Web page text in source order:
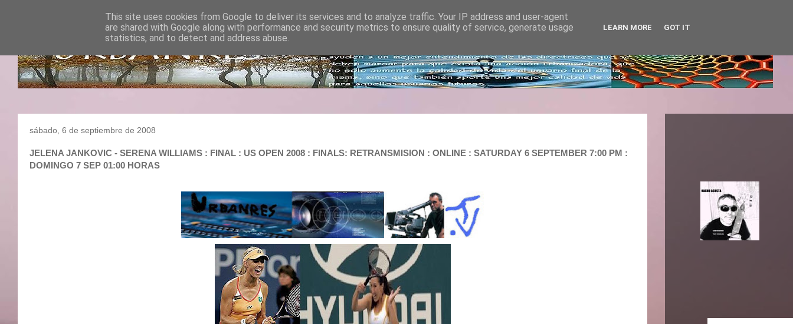
sábado, 6 de septiembre de 2008
JELENA JANKOVIC - SERENA WILLIAMS : FINAL : US OPEN 2008 : FINALS: RETRANSMISION : ONLINE : SATURDAY 6 SEPTEMBER 7:00 PM :
DOMINGO 7 SEP 01:00 HORAS
This site uses cookies from Google to deliver its services and to analyze traffic. Your IP address and user-agent
are shared with Google along with performance and security metrics to ensure quality of service, generate usage
statistics, and to detect and address abuse.
LEARN MORE GOT IT